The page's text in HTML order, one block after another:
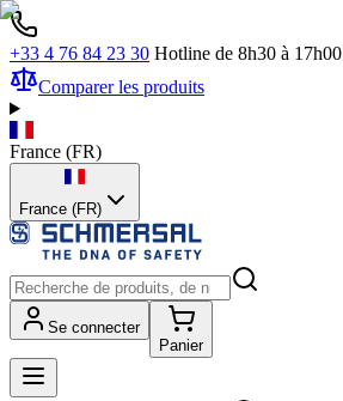
+33 4 76 84 23 30 Hotline de 8h30 à 17h00
Comparer les produits
France (FR)
France (FR)
Se connecter
Panier